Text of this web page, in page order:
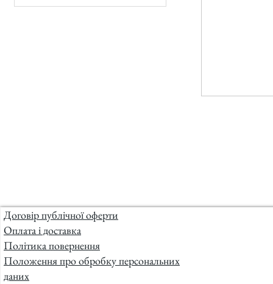
Договір публічної оферти
Оплата і доставка
Політика повернення
Положення про обробку персональних
даних